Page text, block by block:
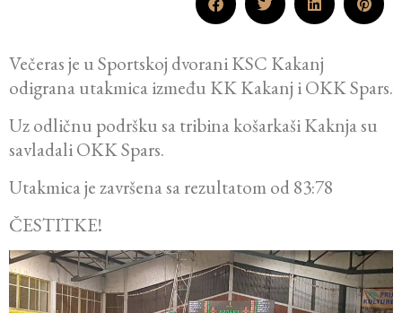
Večeras je u Sportskoj dvorani KSC Kakanj
odigrana utakmica između KK Kakanj i OKK Spars.
Uz odličnu podršku sa tribina košarkaši Kaknja su
savladali OKK Spars.
Utakmica je završena sa rezultatom od 83:78
ČESTITKE!